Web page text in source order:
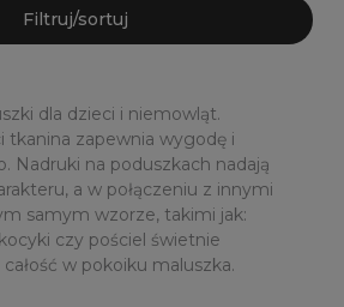
Filtruj/sortuj
dla dzieci i niemowląt.
tkanina zapewnia wygodę i
Nadruki na poduszkach nadają
a w połączeniu z innymi
samym wzorze, takimi jak:
czy pościel świetnie
w pokoiku maluszka.